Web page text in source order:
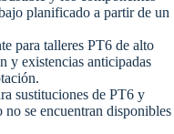
planificado a partir de un
para talleres PT6 de alto
y existencias anticipadas
sustituciones de PT6 y
se encuentran disponibles